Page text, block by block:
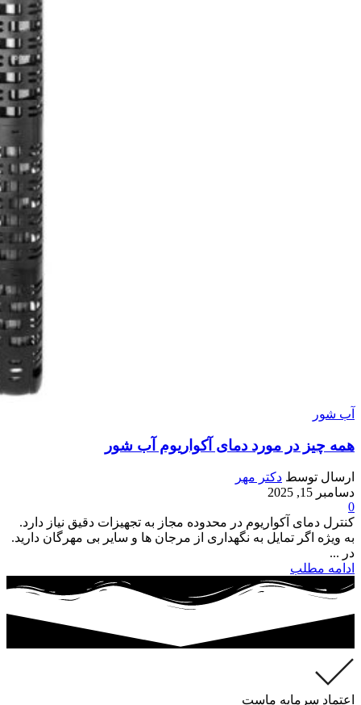
آب شور
همه چیز در مورد دمای آکواریوم آب شور
ارسال توسط دکتر مهر
دسامبر 15, 2025
0
کنترل دمای آکواریوم در محدوده مجاز به تجهیزات دقیق نیاز دارد.
به ویژه اگر تمایل به نگهداری از مرجان ها و سایر بی مهرگان دارید.
در ...
ادامه مطلب
اعتماد سرمایه ماست